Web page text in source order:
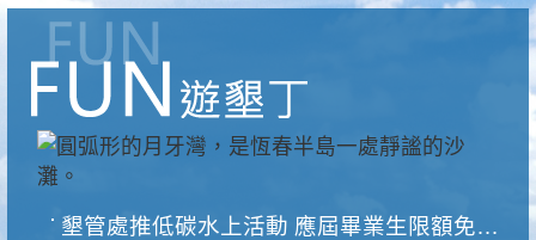
墾管處推低碳水上活動 應屆畢業生限額免費參加